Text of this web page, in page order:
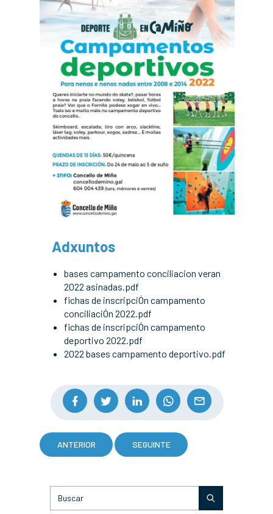
Adxuntos
bases campamento conciliacion veran
2022 asinadas.pdf
fichas de inscripciÓn campamento
conciliaciÓn 2022.pdf
fichas de inscripciÓn campamento
deportivo 2022.pdf
2022 bases campamento deportivo.pdf
ANTERIOR SEGUINTE